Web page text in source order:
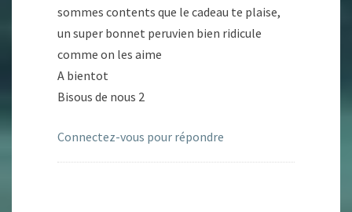
sommes contents que le cadeau te plaise,
un super bonnet peruvien bien ridicule
comme on les aime
A bientot
Bisous de nous 2
Connectez-vous pour répondre